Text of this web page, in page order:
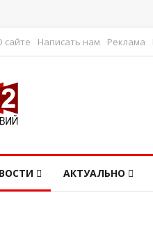
сайте Написать нам Реклама
АКТУАЛЬНО